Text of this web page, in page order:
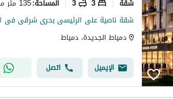
المساحة:
دمياط الجديدة، دمياط
الإيميل اتصل